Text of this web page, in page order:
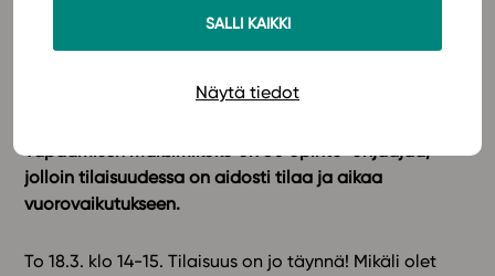
SALLI KAIKKI
Näytä tiedot
mahdollisuus esittää kysymyksiä Johannalle ja Kukalle
Tapaamisen maksimikoko on 30 opinto-ohjaajaa,
jolloin tilaisuudessa on aidosti tilaa ja aikaa
vuorovaikutukseen.
To 18.3. klo 14-15. Tilaisuus on jo täynnä! Mikäli olet